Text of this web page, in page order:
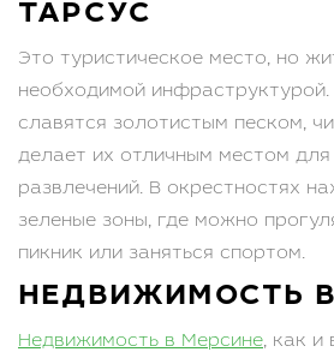
ТАРСУС
Это туристическое место, но
необходимой
славятся золотистым песком,
делает их отличным местом
развлечений. В окрестностях
зеленые зоны, где можно
пикник или заняться спортом.
НЕДВИЖИМОСТЬ
Недвижимость в Мерсине, как и